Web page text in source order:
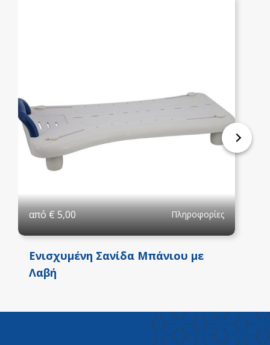
από€5,00 Πληροφορίες
Ενισχυμένη Σανίδα Μπάνιου με
Λαβή